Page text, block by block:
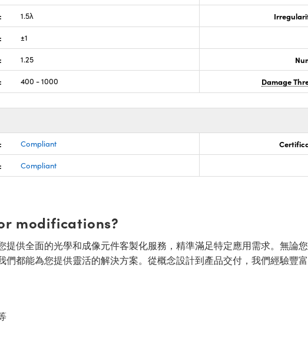
1.5λ
±1
1.25
400 - 1000 Damage
Compliant
Compliant
modifications?
供全面的光學和成像元件客製化服務，精準滿足特定應用需求。無論
們都能為您提供靈活的解決方案。從概念設計到產品交付，我們經驗豐